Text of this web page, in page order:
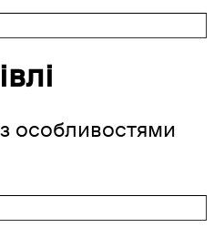
з особливостями